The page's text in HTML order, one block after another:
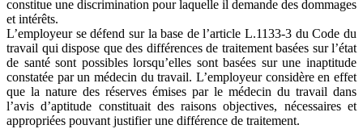
constitue une discrimination pour laquelle il demande des dommages
et intérêts.
L’employeur se défend sur la base de l’article L.1133-3 du Code du
travail qui dispose que des différences de traitement basées sur l’état
de santé sont possibles lorsqu’elles sont basées sur une inaptitude
constatée par un médecin du travail. L’employeur considère en effet
que la nature des réserves émises par le médecin du travail dans
l’avis d’aptitude constituait des raisons objectives, nécessaires et
appropriées pouvant justifier une différence de traitement.